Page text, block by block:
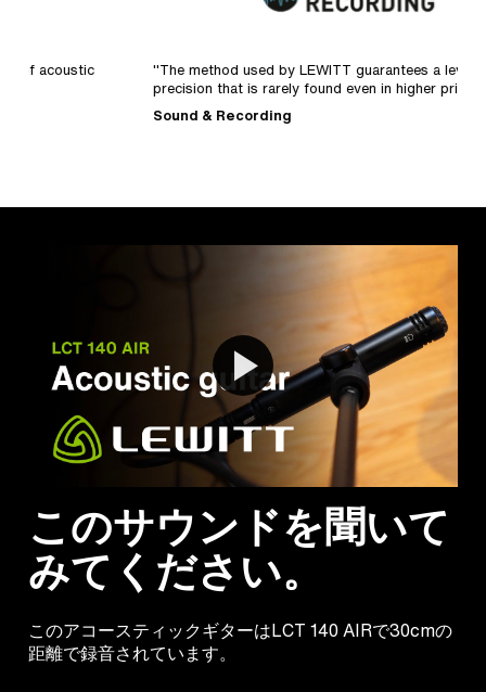
"The method used by LEWITT guarantees a level of
precision that is rarely found even in higher price ranges."
Sound & Recording
このサウンドを聞いて
みてください。
このアコースティックギターはLCT 140 AIRで30cmの
距離で録音されています。